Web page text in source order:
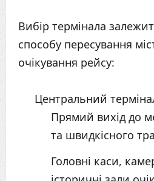
Вибір термінала
способу пересування
очікування рейсу:
Центральний
Прямий вихід до
та швидкісного
Головні каси,